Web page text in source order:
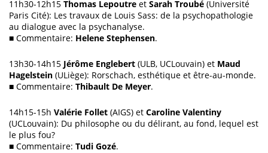
11h30-12h15 Thomas Lepoutre et Sarah Troubé (Université
Paris Cité): Les travaux de Louis Sass: de la psychopathologie
au dialogue avec la psychanalyse.
■ Commentaire: Helene Stephensen.
13h30-14h15 Jérôme Englebert (ULB, UCLouvain) et Maud
Hagelstein (ULiège): Rorschach, esthétique et être-au-monde.
■ Commentaire: Thibault De Meyer.
14h15-15h Valérie Follet (AIGS) et Caroline Valentiny
(UCLouvain): Du philosophe ou du délirant, au fond, lequel est
le plus fou?
■ Commentaire: Tudi Gozé.